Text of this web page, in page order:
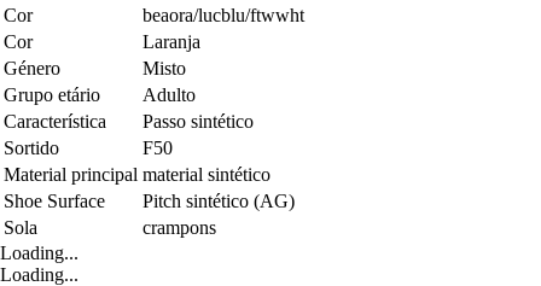
Cor
beaora/lucblu/ftwwht
Cor
Laranja
Género
Misto
Grupo etário
Adulto
Característica
Passo sintético
Sortido
F50
Material principal material sintético
Shoe Surface
Pitch sintético (AG)
Sola
crampons
Loading...
Loading...